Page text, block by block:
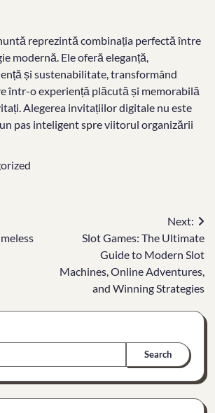
reprezintă combinația perfectă între
modernă. Ele oferă eleganță,
și sustenabilitate, transformând
într-o experiență plăcută și memorabilă
Alegerea invitațiilor digitale nu este
pas inteligent spre viitorul organizării
Next:
Slot Games: The Ultimate
Guide to Modern Slot
Machines, Online Adventures,
and Winning Strategies
Search